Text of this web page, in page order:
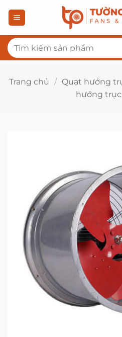
qua
dung
Tìm
kiếm:
Trang chủ / Quạt hướng
hướng trục